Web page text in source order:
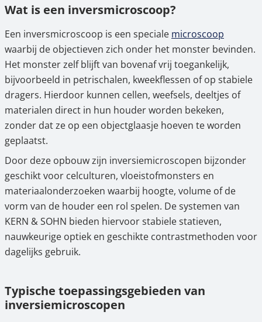
Wat is een inversmicroscoop?
Een inversmicroscoop is een speciale microscoop
waarbij de objectieven zich onder het monster bevinden.
Het monster zelf blijft van bovenaf vrij toegankelijk,
bijvoorbeeld in petrischalen, kweekflessen of op stabiele
dragers. Hierdoor kunnen cellen, weefsels, deeltjes of
materialen direct in hun houder worden bekeken,
zonder dat ze op een objectglaasje hoeven te worden
geplaatst.
Door deze opbouw zijn inversiemicroscopen bijzonder
geschikt voor celculturen, vloeistofmonsters en
materiaalonderzoeken waarbij hoogte, volume of de
vorm van de houder een rol spelen. De systemen van
KERN & SOHN bieden hiervoor stabiele statieven,
nauwkeurige optiek en geschikte contrastmethoden voor
dagelijks gebruik.
Typische toepassingsgebieden van
inversiemicroscopen